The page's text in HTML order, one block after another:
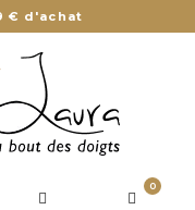
€ d'achat
0